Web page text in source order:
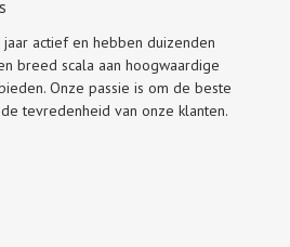
actief en hebben duizenden
breed scala aan hoogwaardige
Onze passie is om de beste
tevredenheid van onze klanten.